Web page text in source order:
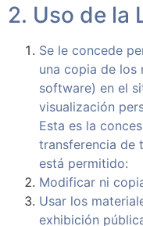
2. Uso de la
Se le concede
una copia de los
software) en el
visualización
Esta es la
transferencia de
está permitido:
Modificar ni
Usar los
exhibición